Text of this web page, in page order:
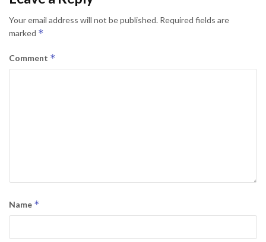
Your email address will not be published. Required fields are
marked *
Comment *
Name *